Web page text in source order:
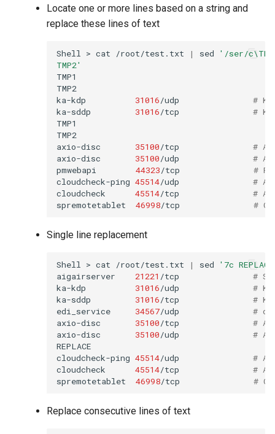
Locate one or more lines based on a string and
replace these lines of text
Shell > cat /root/test.txt | sed
'/ser/
TMP2'
TMP1
TMP2
ka-kdp
31016/udp
#
ka-sddp
31016/tcp
#
TMP1
TMP2
axio-disc
35100/tcp
#
axio-disc
35100/udp
#
pmwebapi
44323/tcp
#
cloudcheck-ping 45514/udp
#
cloudcheck
45514/tcp
#
spremotetablet
46998/tcp #
Single line replacement
Shell > cat /root/test.txt | sed
'7c
aigairserver
21221 /tcp
#
ka-kdp
31016/udp
#
ka-sddp
31016/tcp
#
edi_service
34567/udp
#
axio-disc
35100/tcp
#
axio-disc
35100/udp
#
REPLACE
cloudcheck-ping 45514/udp
#
cloudcheck
45514/tcp
#
spremotetablet
46998/tcp #
Replace consecutive lines of text